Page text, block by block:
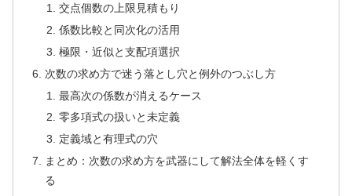
交点個数の上限見積もり
係数比較と同次化の活用
極限・近似と支配項選択
次数の求め方で迷う落とし穴と例外のつぶし方
最高次の係数が消えるケース
零多項式の扱いと未定義
定義域と有理式の穴
まとめ：次数の求め方を武器にして解法全体を軽くす
る